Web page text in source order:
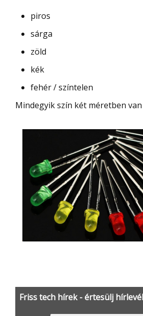
piros
sárga
zöld
kék
fehér / színtelen
Mindegyik szín két méretben
Friss tech hírek - értesülj